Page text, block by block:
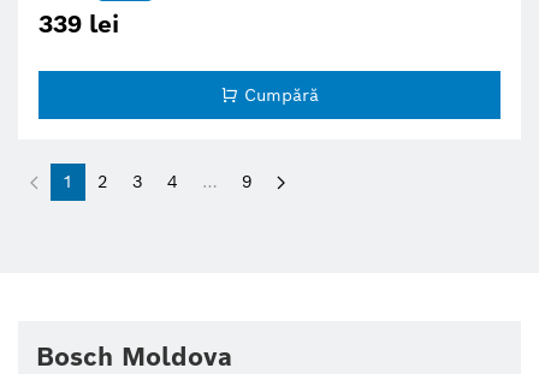
339 lei
Cumpără
1 2 3 4 … 9
Bosch Moldova